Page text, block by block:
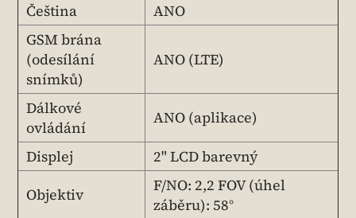
Čeština
ANO
GSM brána
(odesílání
snímků)
ANO (LTE)
Dálkové
ovládání
ANO (aplikace)
Displej
2" LCD barevný
Objektiv
F/NO: 2,2 FOV (úhel
záběru): 58°